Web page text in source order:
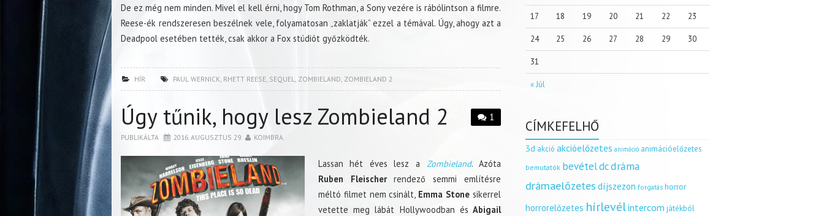
De ez még nem minden. Mivel el kell érni, hogy Tom Rothman, a Sony vezére is rábólintson a filmre.
Reese-ék rendszeresen beszélnek vele, folyamatosan „zaklatják” ezzel a témával. Úgy, ahogy azt a
Deadpool esetében tették, csak akkor a Fox stúdiót győzködték.
HÍR PAUL WERNICK RHETT REESE, SEQUEL ZOMBIELAND ZOMBIELAND 2
1
Úgy tűnik, hogy lesz Zombieland 2
PUBLIKÁLTA 2016. AUGUSZTUS 29. KOIMBRA
Lassan hét éves lesz a Zombieland. Azóta
Ruben Fleischerrendező semmi említésre
méltó filmet nem csinált, Emma Stone sikerrel
vetette meg lábát Hollywoodban és Abigail
« Júl
17 18 19 20 21 22 23
24 25 26 27 28 29 30
31
CÍMKEFELHŐ
3d akció akcióelőzetes animáció animációelőzetes
bemutatók bevételdcdráma
drámaelőzetes díjszezon forgatás horror
horrorelőzetes hírlevélintercom játékból